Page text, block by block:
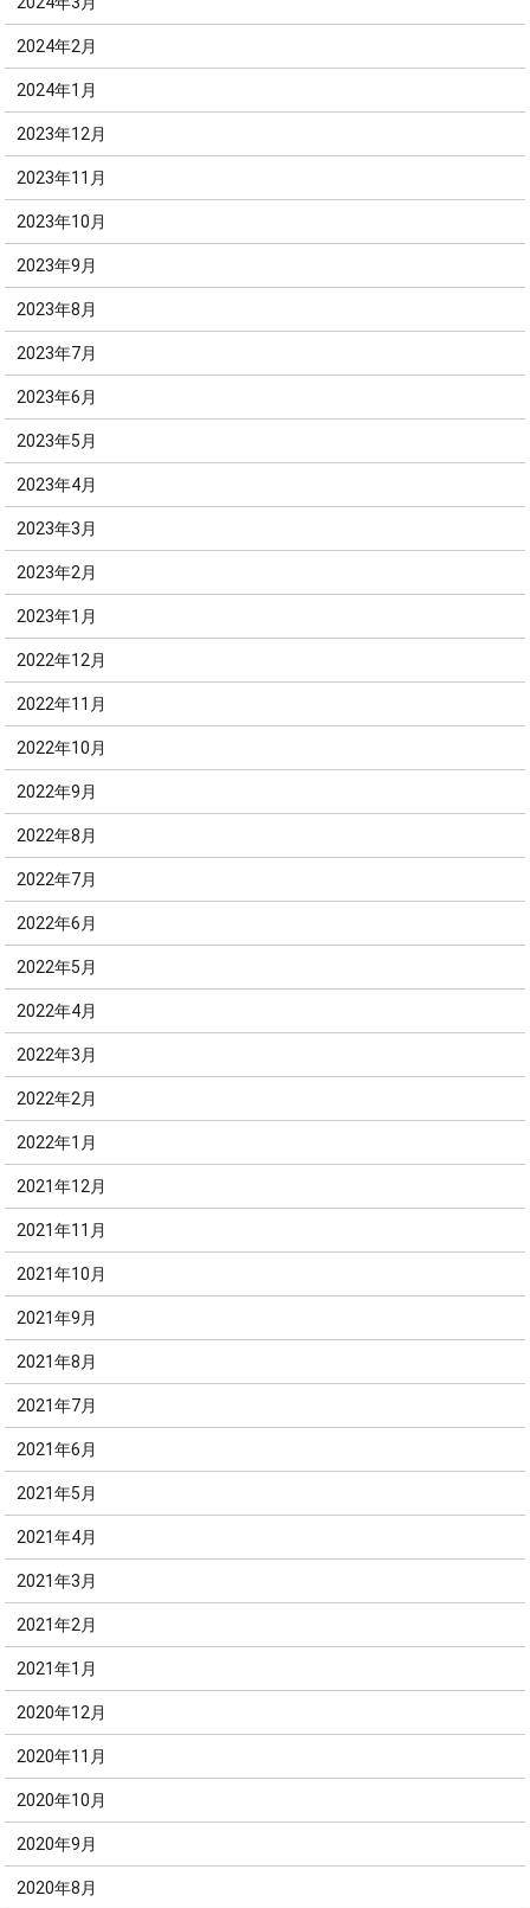
2024年2月
2024年1月
2023年12月
2023年11月
2023年10月
2023年9月
2023年8月
2023年7月
2023年6月
2023年5月
2023年4月
2023年3月
2023年2月
2023年1月
2022年12月
2022年11月
2022年10月
2022年9月
2022年8月
2022年7月
2022年6月
2022年5月
2022年4月
2022年3月
2022年2月
2022年1月
2021年12月
2021年11月
2021年10月
2021年9月
2021年8月
2021年7月
2021年6月
2021年5月
2021年4月
2021年3月
2021年2月
2021年1月
2020年12月
2020年11月
2020年10月
2020年9月
2020年8月